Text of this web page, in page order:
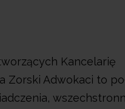
Kancelarię
Zorski Adwokaci to